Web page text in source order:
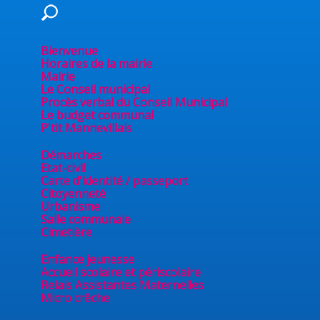
Bienvenue
Horaires de la mairie
Mairie
Le Conseil municipal
Procès verbal du Conseil Municipal
Le budget communal
P'tit Mannevillais
Démarches
Etat-civil
Carte d'identité / passeport
Citoyenneté
Urbanisme
Salle communale
Cimetière
Enfance jeunesse
Accueil scolaire et périscolaire
Relais Assistantes Maternelles
Micro crêche
Municipal